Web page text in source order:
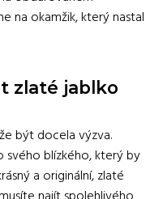
na okamžik, který nastal
zlaté jablko
být docela výzva.
svého blízkého, který by
a originální, zlaté